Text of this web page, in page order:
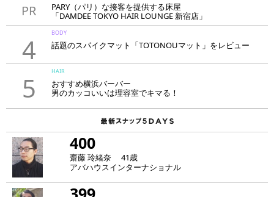
PR
PARY（パリ）な接客を提供する床屋
「DAMDEE TOKYO HAIR LOUNGE 新宿店」
4
BODY
話題のスパイクマット「TOTONOUマット」をレビュー
5
HAIR
おすすめ横浜バーバー
男のカッコいいは理容室でキマる！
400
齋藤 玲緒奈 41歳
アバハウスインターナショナル